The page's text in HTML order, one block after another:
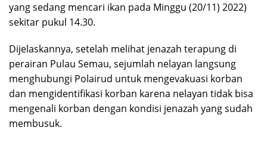
yang sedang mencari ikan pada Minggu (20/11) 2022)
sekitar pukul 14.30.
Dijelaskannya, setelah melihat jenazah terapung di
perairan Pulau Semau, sejumlah nelayan langsung
menghubungi Polairud untuk mengevakuasi korban
dan mengidentifikasi korban karena nelayan tidak bisa
mengenali korban dengan kondisi jenazah yang sudah
membusuk.